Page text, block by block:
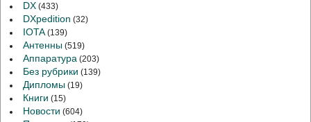
DX (433)
DXpedition (32)
IOTA(139)
Антенны (519)
Аппаратура (203)
Без рубрики (139)
Дипломы (19)
Книги (15)
Новости (604)